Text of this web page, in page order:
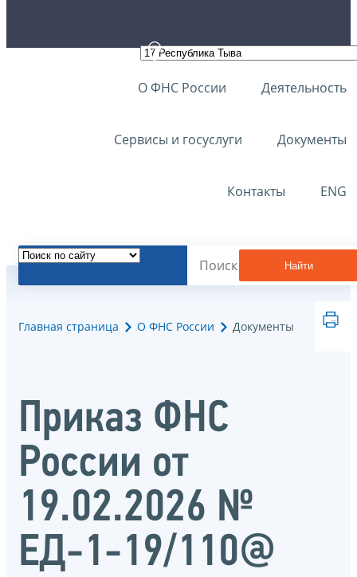
О ФНС России Деятельность
Сервисы и госуслуги Документы
Контакты ENG
Найти
Главная страница О ФНС России Документы
Приказ ФНС
России от
19.02.2026 №
ЕД-1-19/110@